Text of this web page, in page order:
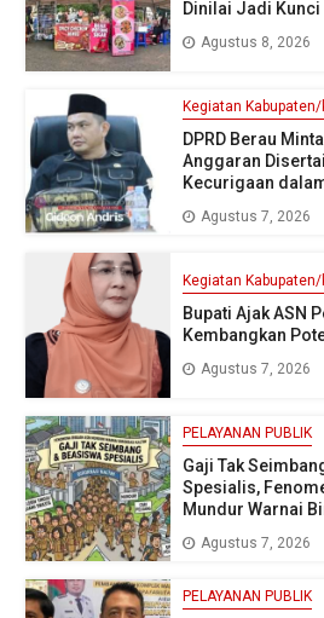
Dinilai Jadi Kunci
Agustus 8, 2026
Kegiatan
DPRD Berau
Anggaran
Kecurigaan
Agustus 7, 2026
Kegiatan
Bupati Ajak ASN
Kembangkan
Agustus 7, 2026
PELAYANAN PUBLIK
Gaji Tak
Spesialis,
Mundur Warnai
Agustus 7, 2026
PELAYANAN PUBLIK